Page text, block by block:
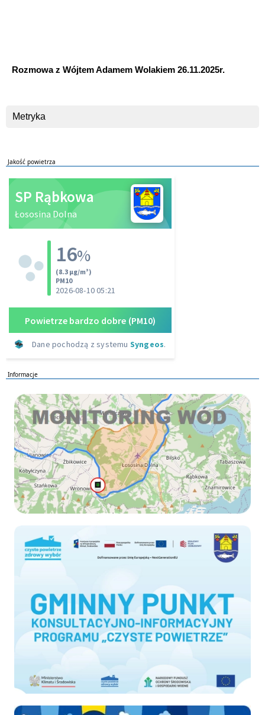
Rozmowa z Wójtem Adamem Wolakiem 26.11.2025r.
Metryka
Jakość powietrza
Informacje
Monitoring wod
Czyste-powietrze
Ekodoradca